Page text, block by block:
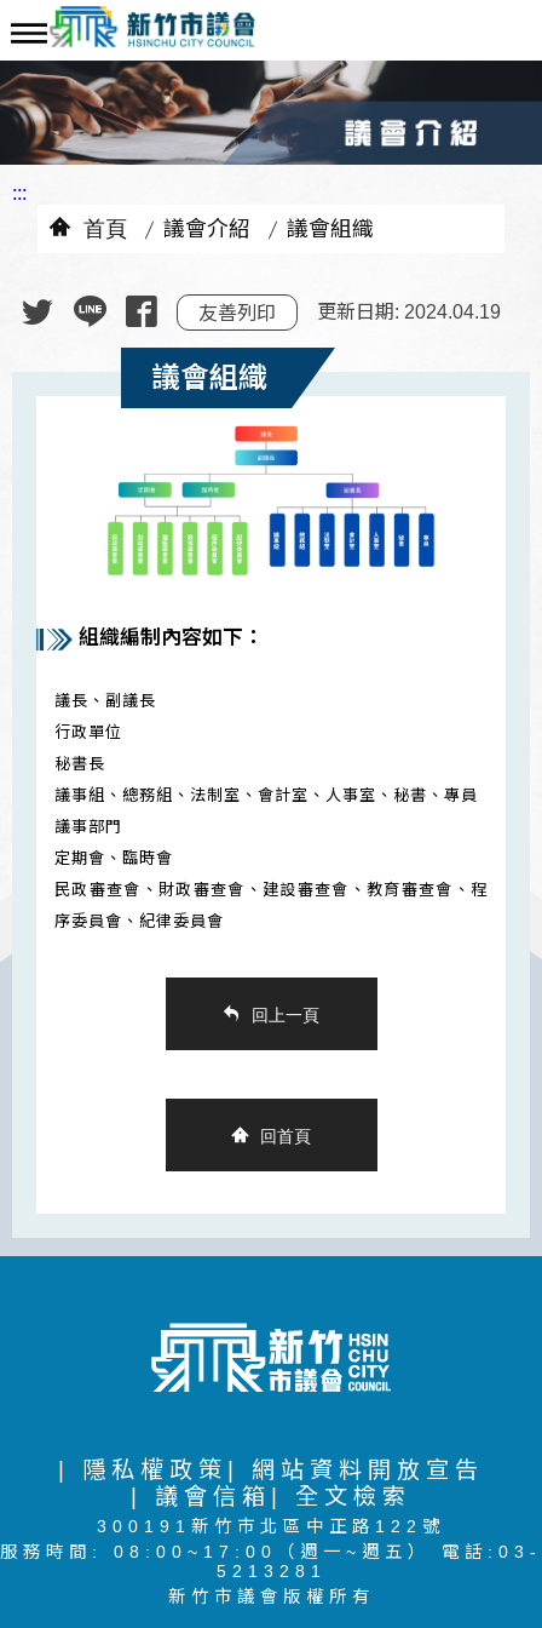
:::
首頁 議會介紹 議會組織
友善列印 更新日期: 2024.04.19
議會組織
組織編制內容如下：
議長、副議長
行政單位
秘書長
議事組、總務組、法制室、會計室、人事室、秘書、專員
議事部門
定期會、臨時會
民政審查會、財政審查會、建設審查會、教育審查會、程
序委員會、紀律委員會
回上一頁
回首頁
| 隱私權政策
| 網站資料開放宣告
| 議會信箱
| 全文檢索
300191新竹市北區中正路122號
服務時間: 08:00~17:00（週一~週五） 電話:03-
5213281
新竹市議會版權所有